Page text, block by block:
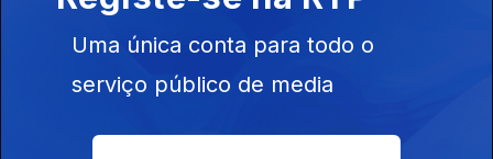
Jeff Williams (bateria) - “The shadow of our smile” (Johnny
Mandel)
Uma única conta para todo o
serviço público de media